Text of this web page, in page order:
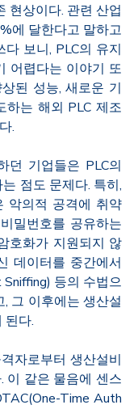
현상이다. 관련 산업
에 달한다고 말하고
보니, PLC의 유지
어렵다는 이야기 또
된 성능, 새로운 기
하는 해외 PLC 제조
.
던 기업들은 PLC의
점도 문제다. 특히,
악의적 공격에 취약
밀번호를 공유하는
호화가 지원되지 않
데이터를 중간에서
등의 수법으
그 이후에는 생산설
된다.
자로부터 생산설비
이 같은 물음에 센스
Time Auth